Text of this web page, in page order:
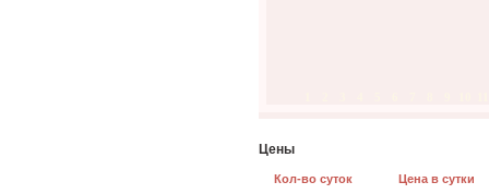
Цены
Кол-во суток Цена в сутки